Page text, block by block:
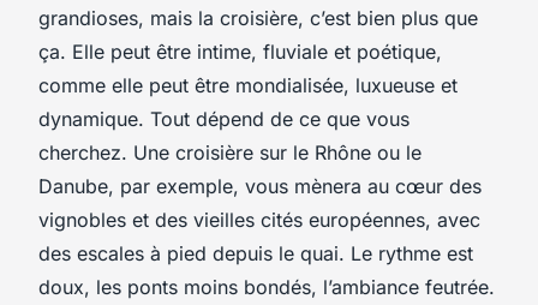
grandioses, mais la croisière, c’est bien plus que
ça. Elle peut être intime, fluviale et poétique,
comme elle peut être mondialisée, luxueuse et
dynamique. Tout dépend de ce que vous
cherchez. Une croisière sur le Rhône ou le
Danube, par exemple, vous mènera au cœur des
vignobles et des vieilles cités européennes, avec
des escales à pied depuis le quai. Le rythme est
doux, les ponts moins bondés, l’ambiance feutrée.